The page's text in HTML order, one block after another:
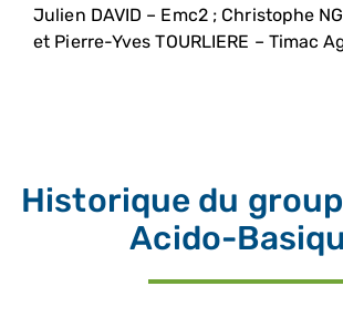
Julien DAVID – Emc2 ; Christophe
et Pierre-Yves TOURLIERE – Timac
Historique du
Acido-